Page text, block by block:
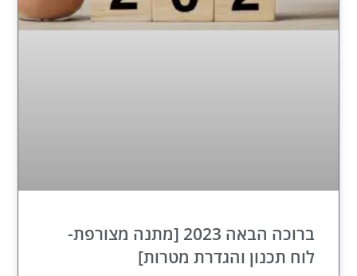
ברוכה הבאה 2023 [מתנה מצורפת-
לוח תכנון והגדרת מטרות]